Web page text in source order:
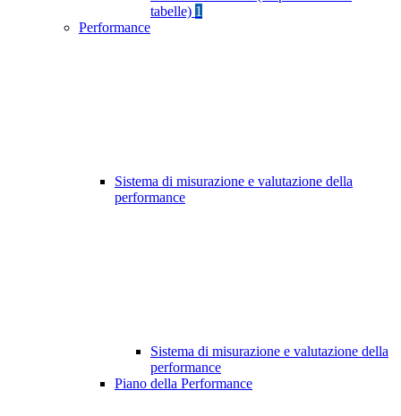
tabelle) 1
Performance
Sistema di misurazione e valutazione della
performance
Sistema di misurazione e valutazione della
performance
Piano della Performance